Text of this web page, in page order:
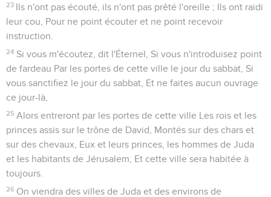
23 Ils n'ont pas écouté, ils n'ont pas prêté l'oreille ; Ils ont raidi
leur cou, Pour ne point écouter et ne point recevoir
instruction.
24 Si vous m'écoutez, dit l'Éternel, Si vous n'introduisez point
de fardeau Par les portes de cette ville le jour du sabbat, Si
vous sanctifiez le jour du sabbat, Et ne faites aucun ouvrage
ce jour-là,
25 Alors entreront par les portes de cette ville Les rois et les
princes assis sur le trône de David, Montés sur des chars et
sur des chevaux, Eux et leurs princes, les hommes de Juda
et les habitants de Jérusalem, Et cette ville sera habitée à
toujours.
26 On viendra des villes de Juda et des environs de